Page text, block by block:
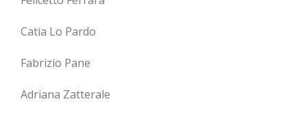
Catia Lo Pardo
Fabrizio Pane
Adriana Zatterale